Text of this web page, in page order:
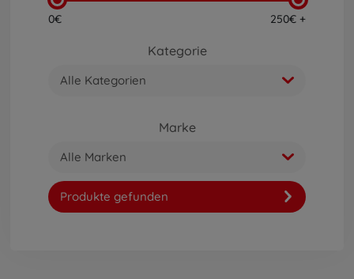
0€ 250€ +
Kategorie
Alle Kategorien
Marke
Alle Marken
Produkte gefunden